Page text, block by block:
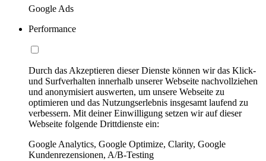
Google Ads
Performance
Durch das Akzeptieren dieser Dienste können wir das Klick-
und Surfverhalten innerhalb unserer Webseite nachvollziehen
und anonymisiert auswerten, um unsere Webseite zu
optimieren und das Nutzungserlebnis insgesamt laufend zu
verbessern. Mit deiner Einwilligung setzen wir auf dieser
Webseite folgende Drittdienste ein:
Google Analytics, Google Optimize, Clarity, Google
Kundenrezensionen, A/B-Testing